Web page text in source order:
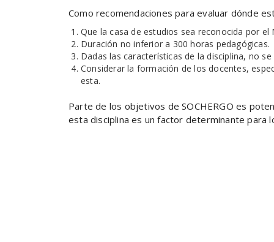
Como recomendaciones para evaluar dónde
Que la casa de estudios sea reconocida por
Duración no inferior a 300 horas pedagógicas.
Dadas las características de la disciplina, no
Considerar la formación de los docentes,
esta.
Parte de los objetivos de SOCHERGO es
esta disciplina es un factor determinante para